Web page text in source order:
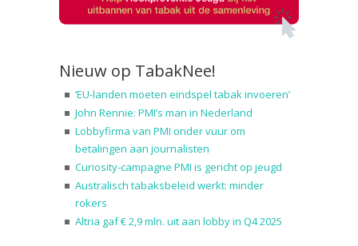
Nieuw op TabakNee!
‘EU-landen moeten eindspel tabak invoeren’
John Rennie: PMI’s man in Nederland
Lobbyfirma van PMI onder vuur om
betalingen aan journalisten
Curiosity-campagne PMI is gericht op jeugd
Australisch tabaksbeleid werkt: minder
rokers
Altria gaf € 2,9 mln. uit aan lobby in Q4 2025